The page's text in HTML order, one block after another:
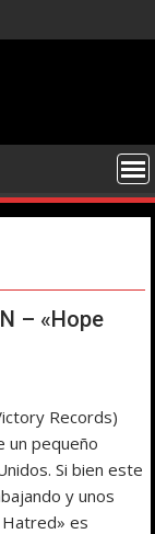
– «Hope
Records)
un pequeño
Si bien este
y unos
Hatred» es